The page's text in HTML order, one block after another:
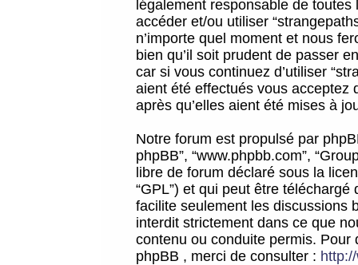
légalement responsable de
accéder et/ou utiliser
n’importe quel moment et nous
bien qu’il soit prudent de passer
car si vous continuez d’utiliser
aient été effectués vous acceptez
après qu’elles aient été mises à
Notre forum est propulsé par
phpBB”, “www.phpbb.com”,
libre de forum déclaré sous la
“GPL”) et qui peut être téléchargé
facilite seulement les discussions
interdit strictement dans ce que
contenu ou conduite permis.
phpBB , merci de consulter :